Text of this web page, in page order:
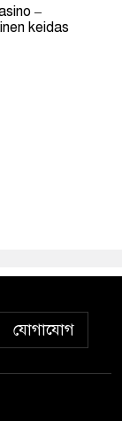
–
keidas
যোগাযোগ